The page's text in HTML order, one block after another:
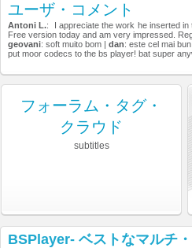
ユーザ・コメント
Antoni L.: I appreciate the work he inserted
Free version today and am very impressed.
geovani: soft muito bom |dan: este cel mai
put moor codecs to the bs player! bat super
フォーラム・タグ・
クラウド
subtitles
BSPlayer- ベストなマルチ